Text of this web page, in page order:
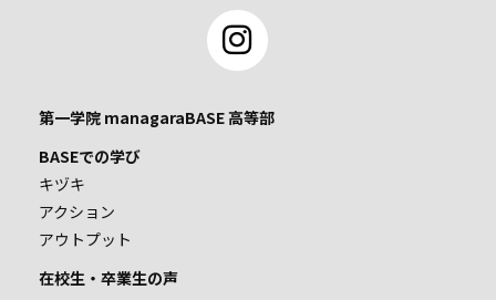
第一学院 managaraBASE 高等部
BASEでの学び
キヅキ
アクション
アウトプット
在校生・卒業生の声